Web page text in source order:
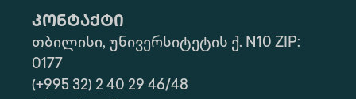
კონტაქტი
თბილისი, უნივერსიტეტის ქ. N10 ZIP:
0177
(+995 32) 2 40 29 46/48